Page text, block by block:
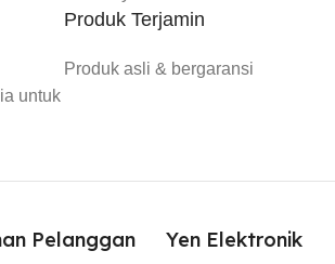
untuk
Produk Terjamin
Produk asli & bergaransi
Pelanggan Yen Elektronik